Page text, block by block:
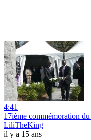
4:41
17ième commémoration
LiliTheKing
il y a 15 ans